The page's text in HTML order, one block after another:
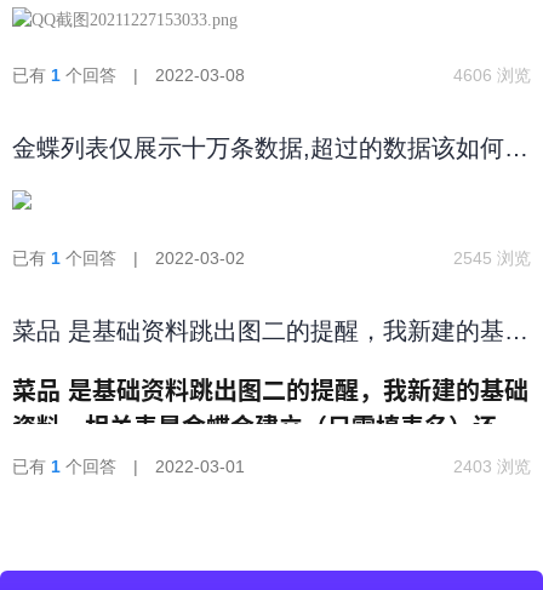
收到手机验证，无法登录系统。请问如何解决？
已有 1 个回答 | 2022-03-08 4606 浏览
金蝶列表仅展示十万条数据,超过的数据该如何展
示呢
已有 1 个回答 | 2022-03-02 2545 浏览
菜品 是基础资料跳出图二的提醒，我新建的基础
需要我建立（sql软件）
菜品 是基础资料跳出图二的提醒，我新建的基础
资料，相关表是金蝶会建立（只需填表名）还是
需要我建立（sql软件）
已有 1 个回答 | 2022-03-01 2403 浏览